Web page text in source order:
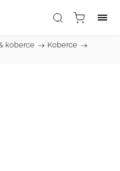
koberce / Koberce /